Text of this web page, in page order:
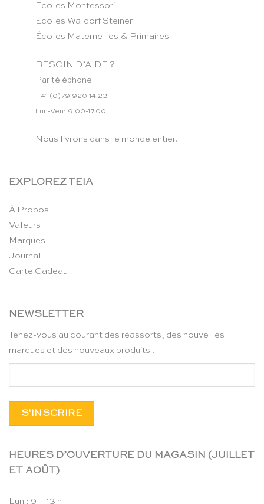
Ecoles Montessori
Ecoles Waldorf Steiner
Écoles Maternelles & Primaires
BESOIN D’AIDE ?
Par téléphone:
+41 (0)79 920 14 23
Lun-Ven: 9.00-17.00
Nous livrons dans le monde entier.
EXPLOREZ TEIA
À Propos
Valeurs
Marques
Journal
Carte Cadeau
NEWSLETTER
Tenez-vous au courant des réassorts, des nouvelles
marques et des nouveaux produits !
HEURES D’OUVERTURE DU MAGASIN (JUILLET
ET AOÛT)
Lun : 9 – 13 h